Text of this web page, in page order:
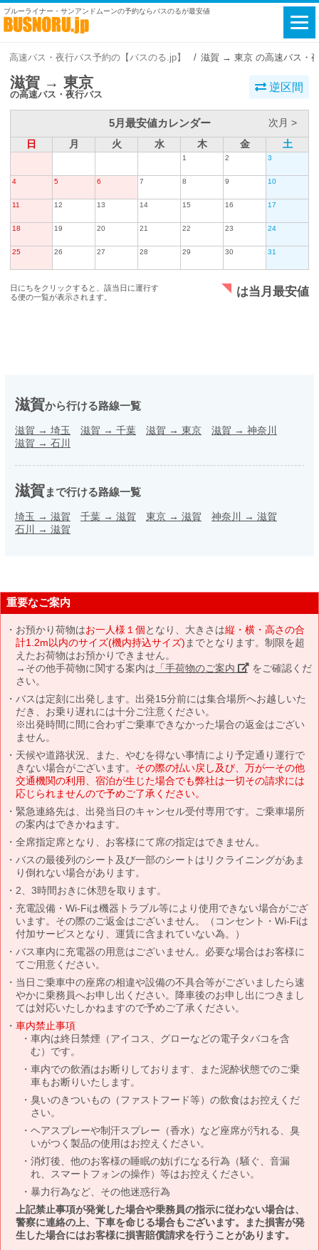
ブルーライナー・サンアンドムーンの予約ならバスのるが最安値
高速バス・夜行バス予約の【バスのる.jp】 滋賀 → 東京 の高速バス・
滋賀 → 東京
の高速バス・夜行バス
逆区間
5月最安値カレンダー
次月 >
日
月 火 水 木 金 土
1 2 3
4 5 6 7 8 9 10
11 12 13 14 15 16 17
18 19 20 21 22 23 24
25 26 27 28 29 30 31
日にちをクリックすると、該当日に運行す
る便の一覧が表示されます。
は当月最安値
滋賀から行ける路線一覧
滋賀 → 埼玉 滋賀 → 千葉 滋賀 → 東京 滋賀 → 神奈川
滋賀 → 石川
滋賀まで行ける路線一覧
埼玉 → 滋賀 千葉 → 滋賀 東京 → 滋賀 神奈川 → 滋賀
石川 → 滋賀
重要なご案内
お預かり荷物はお一人様１個となり、大きさは縦・横・高さの合
計1.2m以内のサイズ(機内持込サイズ) までとなります。制限を超
えたお荷物はお預かりできません。
→その他手荷物に関する案内は 「手荷物のご案内」 をご確認くだ
さい。
バスは定刻に出発します。出発15分前には集合場所へお越しいた
だき、お乗り遅れには十分ご注意ください。
※出発時間に間に合わずご乗車できなかった場合の返金はござい
ません。
天候や道路状況、また、やむを得ない事情により予定通り運行で
きない場合がございます。 その際の払い戻し及び、万が一その他
交通機関の利用、宿泊が生じた場合でも弊社は一切その請求には
応じられませんので予めご了承ください。
緊急連絡先は、出発当日のキャンセル受付専用です。ご乗車場所
の案内はできかねます。
全席指定席となり、お客様にて席の指定はできません。
バスの最後列のシート及び一部のシートはリクライニングがあま
り倒れない場合があります。
2、3時間おきに休憩を取ります。
充電設備・Wi-Fiは機器トラブル等により使用できない場合がござ
います。その際のご返金はございません。（コンセント・Wi-Fiは
付加サービスとなり、運賃に含まれていない為。）
バス車内に充電器の用意はございません。必要な場合はお客様に
てご用意ください。
当日ご乗車中の座席の相違や設備の不具合等がございましたら速
やかに乗務員へお申し出ください。降車後のお申し出につきまし
ては対応いたしかねますので予めご了承ください。
車内禁止事項
車内は終日禁煙（アイコス、グローなどの電子タバコを含
む）です。
車内での飲酒はお断りしております、また泥酔状態でのご乗
車もお断りいたします。
臭いのきついもの（ファストフード等）の飲食はお控えくだ
さい。
ヘアスプレーや制汗スプレー（香水）など座席が汚れる、臭
いがつく製品の使用はお控えください。
消灯後、他のお客様の睡眠の妨げになる行為（騒ぐ、音漏
れ、スマートフォンの操作）等はお控えください。
暴力行為など、その他迷惑行為
上記禁止事項が発覚した場合や乗務員の指示に従わない場合は、
警察に連絡の上、下車を命じる場合もございます。また損害が発
生した場合にはお客様に損害賠償請求を行うことがあります。